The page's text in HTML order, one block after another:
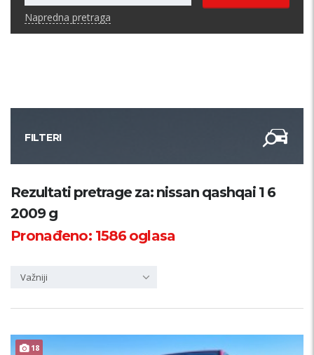
Napredna pretraga
FILTERI
Kategorija
Županija
Rezultati pretrage za: nissan qashqai 1 6
2009 g
Pronađeno: 1586oglasa
Važniji
18